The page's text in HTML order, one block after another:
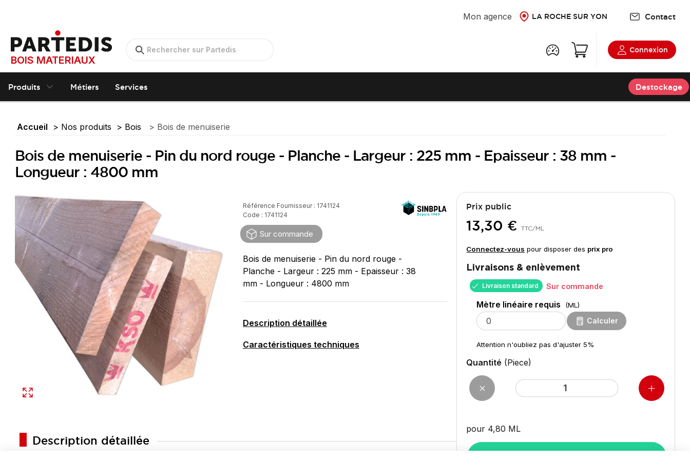
Mon agence LA ROCHE SUR YON Contact
BOIS MATERIAUX
Connexion
Produits Métiers Services Destockage
Accueil Nos produits Bois Bois de menuiserie
Bois de menuiserie - Pin du nord rouge - Planche - Largeur : 225 mm - Epaisseur : 38 mm -
Longueur : 4800 mm
Référence Fournisseur : 1741124
Code : 1741124
Sur commande
Bois de menuiserie - Pin du nord rouge -
Planche - Largeur : 225 mm - Epaisseur : 38
mm - Longueur : 4800 mm
Description détaillée
Caractéristiques techniques
Description détaillée
Prix public
13,30 € TTC/ML
Connectez-vous pour disposer des prix pro
Livraisons & enlèvement
Livraison standard Sur commande
Mètre linéaire requis (ML)
Calculer
Attention n'oubliez pas d'ajuster 5%
Quantité (Piece)
pour 4,80 ML